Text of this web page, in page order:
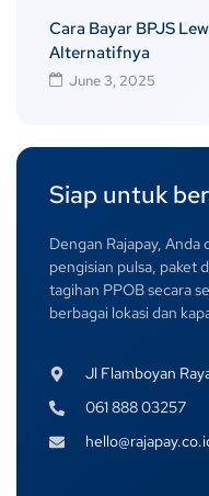
Cara Bayar BPJS
Alternatifnya
June 3, 2025
Siap untuk
Dengan Rajapay, Anda
pengisian pulsa, paket
tagihan PPOB secara
berbagai lokasi dan
Jl Flamboyan
061 888 03257